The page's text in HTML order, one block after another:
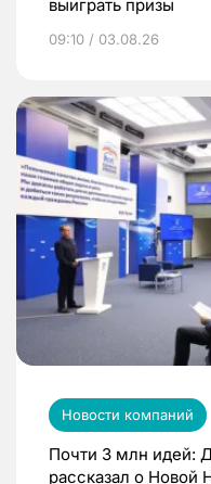
выиграть призы
09:10 / 03.08.26
Новости компаний
Почти 3 млн идей:
рассказал о Новой